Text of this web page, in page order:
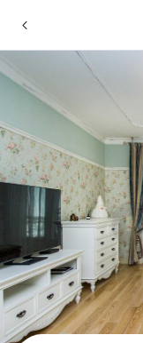
г.
Избранное
0 объявлений
Недвижимость